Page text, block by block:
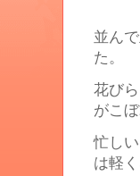
並ん
た。
花び
がこぼ
忙し
は軽